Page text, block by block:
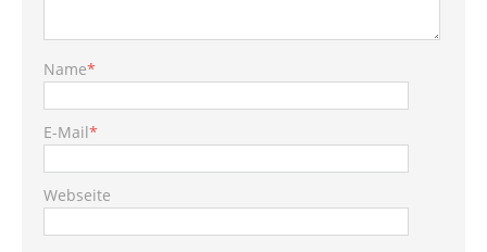
Name*
E-Mail*
Webseite